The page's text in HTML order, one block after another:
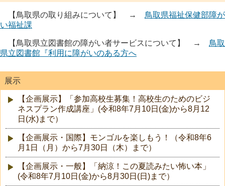
【鳥取県の取り組みについて】 → 鳥取県福祉保健部障が
い福祉課
【鳥取県立図書館の障がい者サービスについて】 → 鳥取
県立図書館『利用に障がいのある方へ
展示
【企画展示】「参加高校生募集！高校生のためのビジ
ネスプラン作成講座」(令和8年7月10日(金)から8月12
日(水)まで）
【企画展示・国際】モンゴルを楽しもう！（令和8年6
月1日（月）から7月30日（木）まで）
【企画展示・一般】「納涼！この夏読みたい怖い本」
(令和8年7月10日(金)から8月30日(日)まで）